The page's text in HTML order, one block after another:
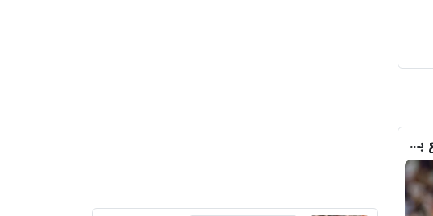
عاجل : الكشف عن تفاصيل عقد رودري مع برشلونة.. قيمة الصفقة والراتب